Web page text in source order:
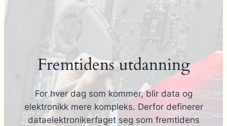
Fremtidens utdanning
For hver dag som kommer, blir data og
elektronikk mere kompleks. Derfor definerer
dataelektronikerfaget seg som fremtidens